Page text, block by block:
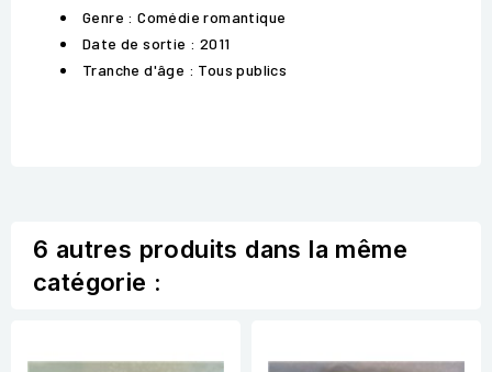
Genre : Comédie romantique
Date de sortie : 2011
Tranche d'âge : Tous publics
6 autres produits dans la même
catégorie :